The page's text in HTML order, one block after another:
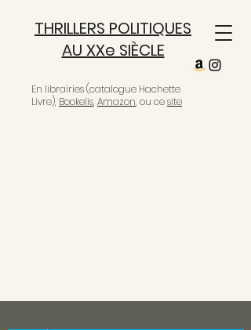
THRILLERS POLITIQUES
AU XXe SIÈCLE
En librairies (catalogue Hachette
Livre), Bookelis, Amazon, ou cesite